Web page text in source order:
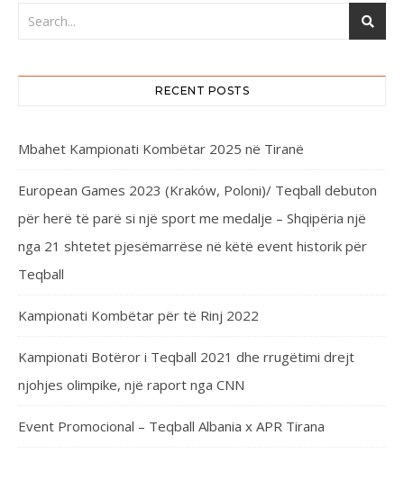
RECENT POSTS
Mbahet Kampionati Kombëtar 2025 në Tiranë
European Games 2023 (Kraków, Poloni)/ Teqball debuton
për herë të parë si një sport me medalje – Shqipëria një
nga 21 shtetet pjesëmarrëse në këtë event historik për
Teqball
Kampionati Kombëtar për të Rinj 2022
Kampionati Botëror i Teqball 2021 dhe rrugëtimi drejt
njohjes olimpike, një raport nga CNN
Event Promocional – Teqball Albania x APR Tirana